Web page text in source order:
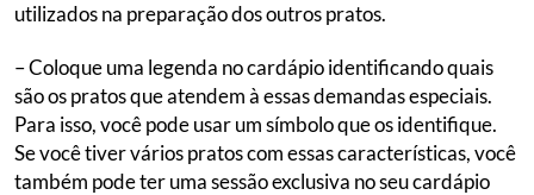
utilizados na preparação dos outros pratos.
– Coloque uma legenda no cardápio identificando quais
são os pratos que atendem à essas demandas especiais.
Para isso, você pode usar um símbolo que os identifique.
Se você tiver vários pratos com essas características, você
também pode ter uma sessão exclusiva no seu cardápio